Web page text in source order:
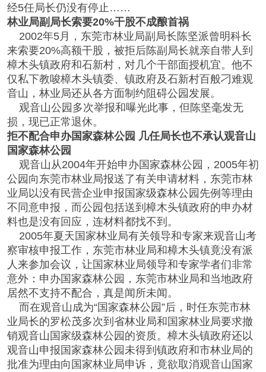
经5任局长仍没有停止……
林业局副局长索要20%干股不成酿首祸
2002年5月，东莞市林业局副局长陈坚派曾明科长
来索要20%高额干股，被拒后陈副局长就亲自带人到
樟木头镇政府和石新村，对几个干部面授机宜。他不
仅私下教唆樟木头镇委、镇政府及石新村百般刁难观
音山，林业局还从各方面制约阻碍公园发展。
观音山公园多次举报和曝光此事，但陈坚毫发无
损，现已正常退休。
拒不配合申办国家森林公园 几任局长也不承认观音山
国家森林公园
观音山从2004年开始申办国家森林公园，2005年初
公园向东莞市林业局报送了有关申请材料，东莞市林
业局以没有民营企业申报国家级森林公园先例等理由
不同意申报，而公园包括送到樟木头镇政府的申办材
料也是没有回应，连材料都找不到。
2005年夏天国家林业局有关领导和专家来观音山考
察审核申报工作，东莞市林业局和樟木头镇竟没有派
人来参加会议，让国家林业局领导和专家学者们非常
意外：申办国家森林公园，东莞市林业局和当地政府
居然不支持不配合，真是闻所未闻。
而在观音山成为“国家森林公园”后，时任东莞市林
业局长的罗松茂多次到省林业局和国家林业局要求撤
销观音山国家级森林公园的资质。樟木头镇政府还以
观音山申报国家森林公园未得到镇政府和市林业局的
批准为理由向国家林业局申诉，竟欲取消观音山国家